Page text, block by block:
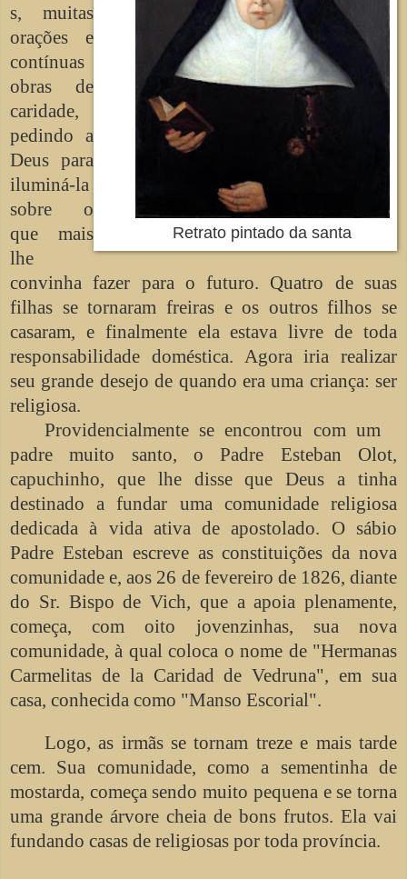
Retrato pintado da santa
s, muitas
orações e
contínuas
obras de
caridade,
pedindo a
Deus para
iluminá-la
sobre o
que mais
lhe
convinha fazer para o futuro. Quatro de suas
filhas se tornaram freiras e os outros filhos se
casaram, e finalmente ela estava livre de toda
responsabilidade doméstica. Agora iria realizar
seu grande desejo de quando era uma criança: ser
religiosa.
Providencialmente se encontrou com um
padre muito santo, o Padre Esteban Olot,
capuchinho, que lhe disse que Deus a tinha
destinado a fundar uma comunidade religiosa
dedicada à vida ativa de apostolado. O sábio
Padre Esteban escreve as constituições da nova
comunidade e, aos 26 de fevereiro de 1826, diante
do Sr. Bispo de Vich, que a apoia plenamente,
começa, com oito jovenzinhas, sua nova
comunidade, à qual coloca o nome de "Hermanas
Carmelitas de la Caridad de Vedruna", em sua
casa, conhecida como "Manso Escorial".
Logo, as irmãs se tornam treze e mais tarde
cem. Sua comunidade, como a sementinha de
mostarda, começa sendo muito pequena e se torna
uma grande árvore cheia de bons frutos. Ela vai
fundando casas de religiosas por toda província.